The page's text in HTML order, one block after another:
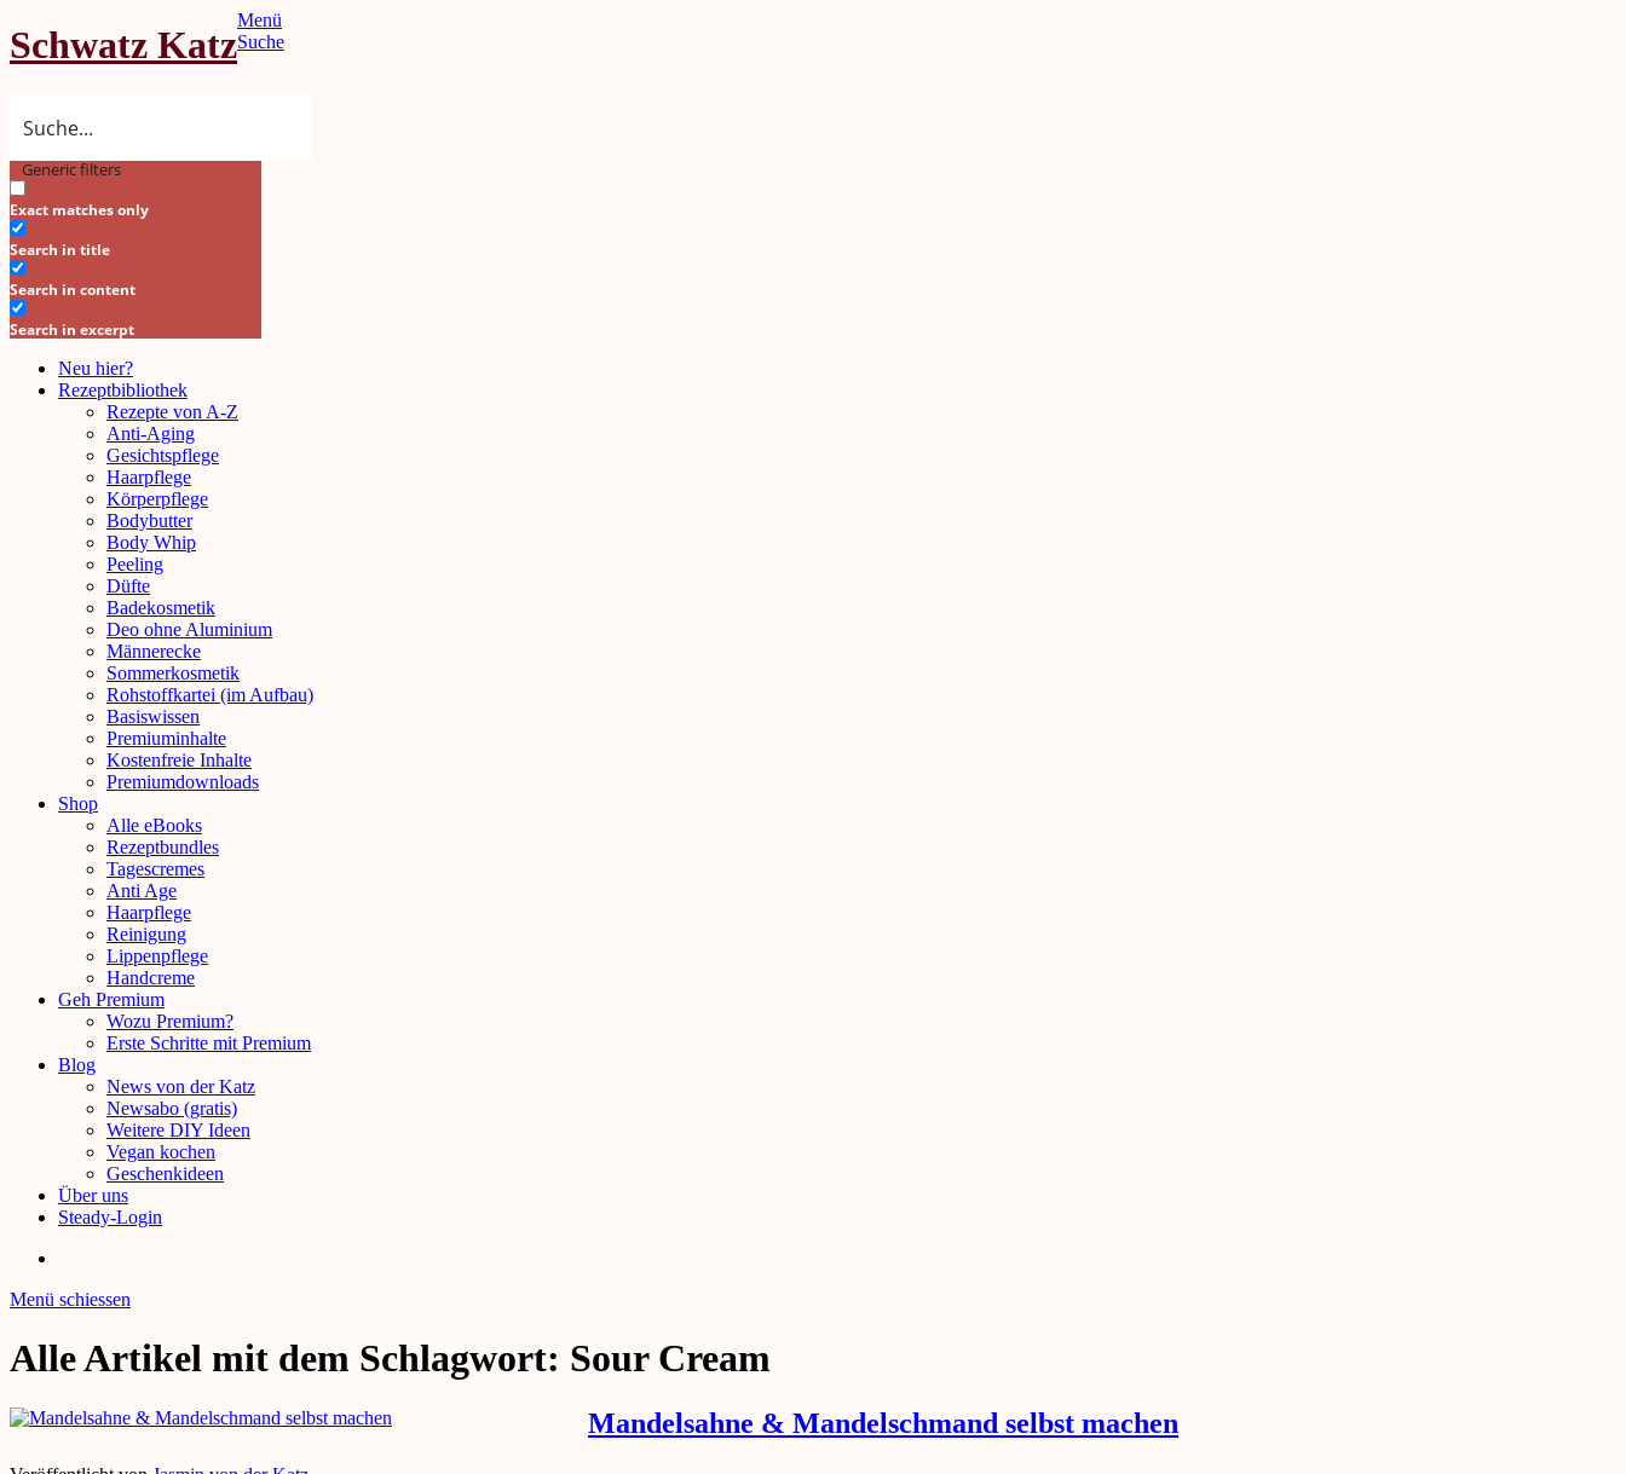
Schwatz Katz
Menü
Suche
Generic filters
Exact matches only
Search in title
Search in content
Search in excerpt
Neu hier?
Rezeptbibliothek
Rezepte von A-Z
Anti-Aging
Gesichtspflege
Haarpflege
Körperpflege
Bodybutter
Body Whip
Peeling
Düfte
Badekosmetik
Deo ohne Aluminium
Männerecke
Sommerkosmetik
Rohstoffkartei (im Aufbau)
Basiswissen
Premiuminhalte
Kostenfreie Inhalte
Premiumdownloads
Shop
Alle eBooks
Rezeptbundles
Tagescremes
Anti Age
Haarpflege
Reinigung
Lippenpflege
Handcreme
Geh Premium
Wozu Premium?
Erste Schritte mit Premium
Blog
News von der Katz
Newsabo (gratis)
Weitere DIY Ideen
Vegan kochen
Geschenkideen
Über uns
Steady-Login
Menü schiessen
Alle Artikel mit dem Schlagwort: Sour Cream
Mandelsahne & Mandelschmand selbst machen